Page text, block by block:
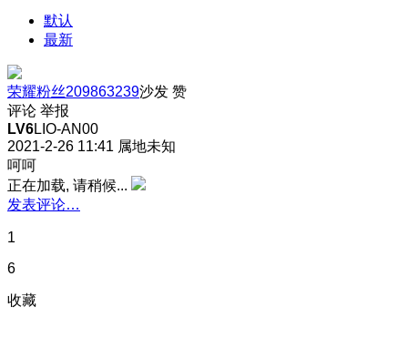
默认
最新
荣耀粉丝209863239沙发 赞
评论 举报
LV6LIO-AN00
2021-2-26 11:41 属地未知
呵呵
正在加载, 请稍候...
发表评论…
1
6
收藏